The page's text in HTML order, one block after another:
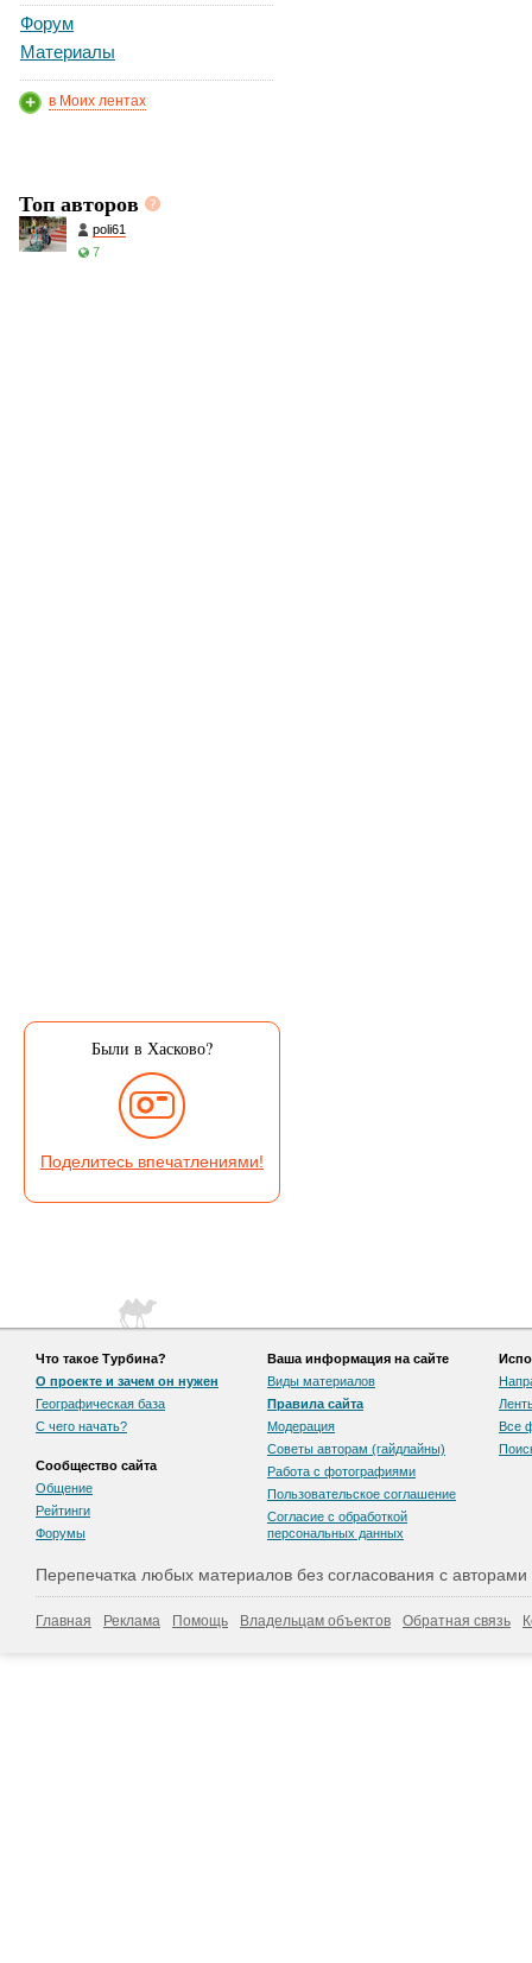
Форум
Материалы
в Моих лентах
Топ авторов
poli61
7
Были в Хасково?
Поделитесь впечатлениями!
Что такое Турбина?
О проекте и зачем он нужен
Географическая база
С чего начать?
Сообщество сайта
Общение
Рейтинги
Форумы
Ваша информация на сайте
Виды материалов
Правила сайта
Модерация
Советы авторам (гайдлайны)
Работа с фотографиями
Пользовательскоe соглашение
Согласие с обработкой
персональных данных
Все
Перепечатка любых материалов без согласования с
Главная Реклама Помощь Владельцам объектов Обратная связь